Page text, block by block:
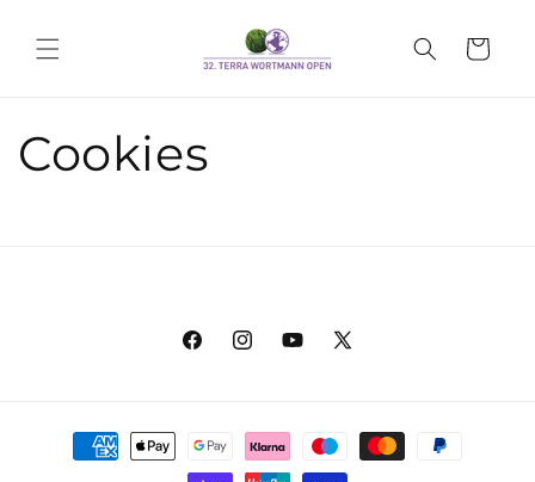
Inhalt
Warenkorb
Cookies
FacebookInstagramYouTube
X
Zahlungsmethoden